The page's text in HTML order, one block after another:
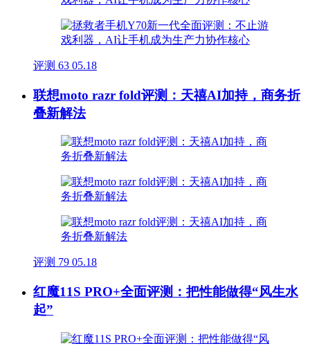
评测 63 05.18
联想moto razr fold评测：天禧AI加持，商务折
叠新解法
评测 79 05.18
红魔11S PRO+全面评测：把性能做得“风生水
起”